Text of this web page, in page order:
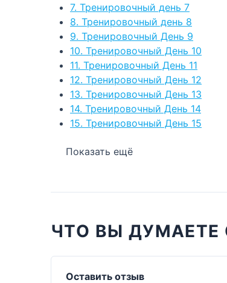
7. Тренировочный день 7
8. Тренировочный день 8
9. Тренировочный День 9
10. Тренировочный День 10
11. Тренировочный День 11
12. Тренировочный День 12
13. Тренировочный День 13
14. Тренировочный День 14
15. Тренировочный День 15
Показать ещё
ЧТО ВЫ ДУМАЕТЕ
Оставить отзыв